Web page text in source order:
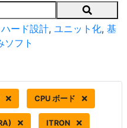
Search
ハード設計, ユニット化, 基
ソフト
CPU ボード
ITRON